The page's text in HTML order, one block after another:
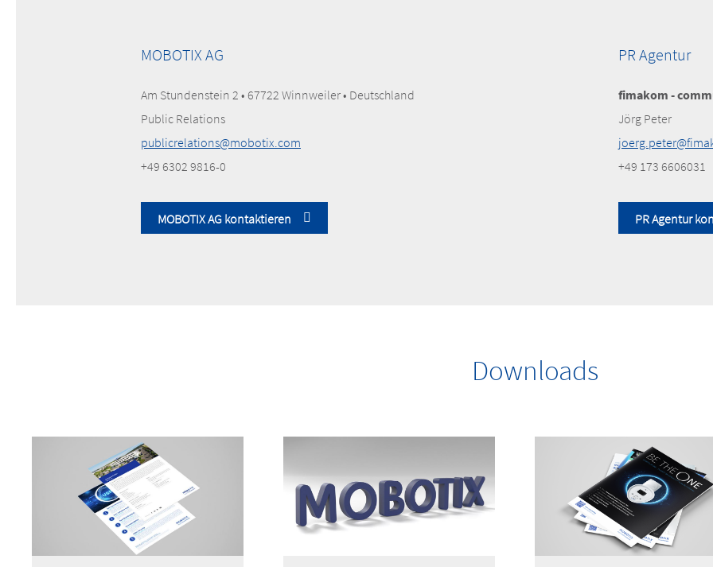
MOBOTIX AG
Am Stundenstein 2 • 67722 Winnweiler • Deutschland
PR Agentur
fimakom -
Public Relations
publicrelations@mobotix.com
Jörg Peter
+49 6302 9816-0
+49 173 6606031
MOBOTIX AG kontaktieren PR Agentur
Downloads